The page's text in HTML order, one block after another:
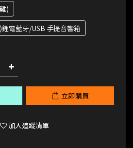
)
電藍牙/USB 手提音響箱
立即購買
加入追蹤清單